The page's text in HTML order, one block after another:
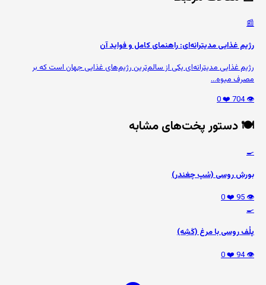
📰
رژیم غذایی مدیترانه‌ای: راهنمای کامل و فواید آن
رژیم غذایی مدیترانه‌ای یکی از سالم‌ترین رژیم‌های غذایی جهان است که بر
مصرف میوه‌...
👁️ 704
❤️ 0
🍽️ دستور پخت‌های مشابه
🍳
بورش روسی (سُپ چغندر)
👁️ 95
❤️ 0
🍳
پلُف روسی با مرغ (کَشِه)
👁️ 94
❤️ 0